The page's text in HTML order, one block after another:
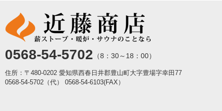
0568-54-5702 （8：30～18：00）
住所：〒480-0202 愛知県西春日井郡豊山町大字豊場字幸田77
0568-54-5702（代）
0568-54-6103(FAX）